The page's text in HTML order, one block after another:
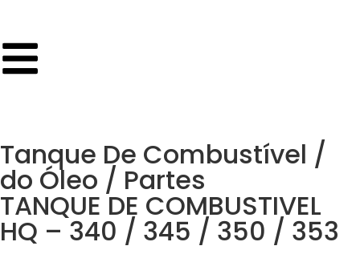
Tanque De Combustível /
do Óleo / Partes
TANQUE DE COMBUSTIVEL
HQ – 340 / 345 / 350 / 353